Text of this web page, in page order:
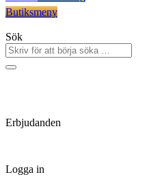
Butiksmeny
Sök
Erbjudanden
Logga in